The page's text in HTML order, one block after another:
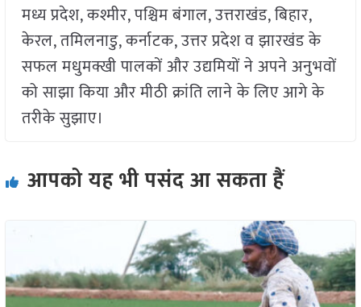
मध्य प्रदेश, कश्मीर, पश्चिम बंगाल, उत्तराखंड, बिहार,
केरल, तमिलनाडु, कर्नाटक, उत्तर प्रदेश व झारखंड के
सफल मधुमक्खी पालकों और उद्यमियों ने अपने अनुभवों
को साझा किया और मीठी क्रांति लाने के लिए आगे के
तरीके सुझाए।
आपको यह भी पसंद आ सकता हैं